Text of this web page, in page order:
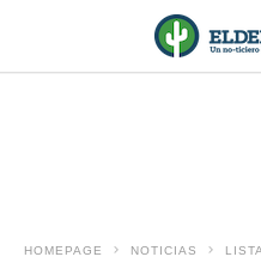
HOMEPAGE NOTICIAS